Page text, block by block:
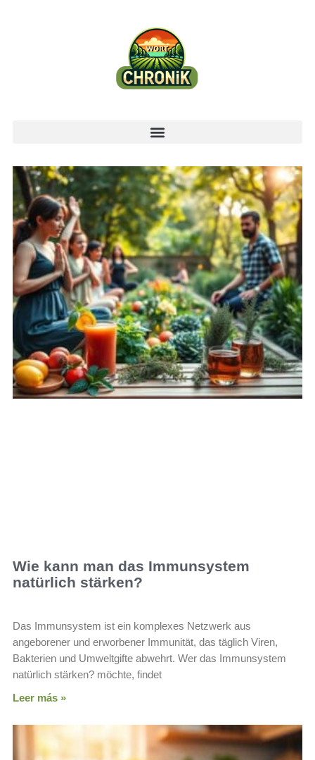
Wie kann man das Immunsystem
natürlich stärken?
Das Immunsystem ist ein komplexes Netzwerk aus
angeborener und erworbener Immunität, das täglich Viren,
Bakterien und Umweltgifte abwehrt. Wer das Immunsystem
natürlich stärken? möchte, findet
Leer más »